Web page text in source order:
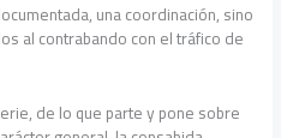
una coordinación, sino
al contrabando con el tráfico de
de lo que parte y pone sobre